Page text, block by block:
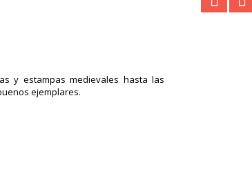
y estampas medievales hasta las
ejemplares.